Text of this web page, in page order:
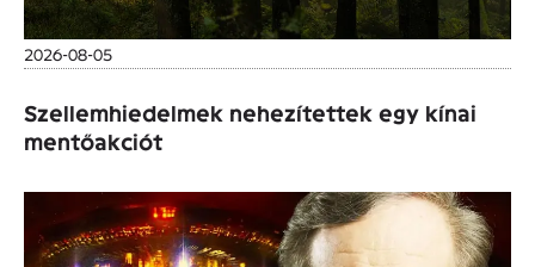
2026-08-05
Szellemhiedelmek nehezítettek egy kínai
mentőakciót